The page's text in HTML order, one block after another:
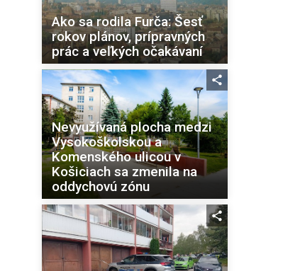
Ako sa rodila Furča: Šesť
rokov plánov, prípravných
prác a veľkých očakávaní
Nevyužívaná plocha medzi
Vysokoškolskou a
Komenského ulicou v
Košiciach sa zmenila na
oddychovú zónu